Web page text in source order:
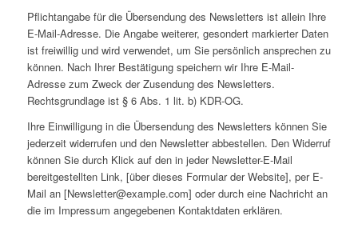
Pflichtangabe für die Übersendung des Newsletters ist allein Ihre
E-Mail-Adresse. Die Angabe weiterer, gesondert markierter Daten
ist freiwillig und wird verwendet, um Sie persönlich ansprechen zu
können. Nach Ihrer Bestätigung speichern wir Ihre E-Mail-
Adresse zum Zweck der Zusendung des Newsletters.
Rechtsgrundlage ist § 6 Abs. 1 lit. b) KDR-OG.
Ihre Einwilligung in die Übersendung des Newsletters können Sie
jederzeit widerrufen und den Newsletter abbestellen. Den Widerruf
können Sie durch Klick auf den in jeder Newsletter-E-Mail
bereitgestellten Link, [über dieses Formular der Website], per E-
Mail an [Newsletter@example.com] oder durch eine Nachricht an
die im Impressum angegebenen Kontaktdaten erklären.